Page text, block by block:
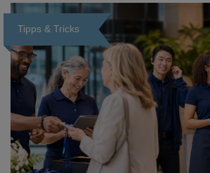
Tipps & Tricks
Loading...